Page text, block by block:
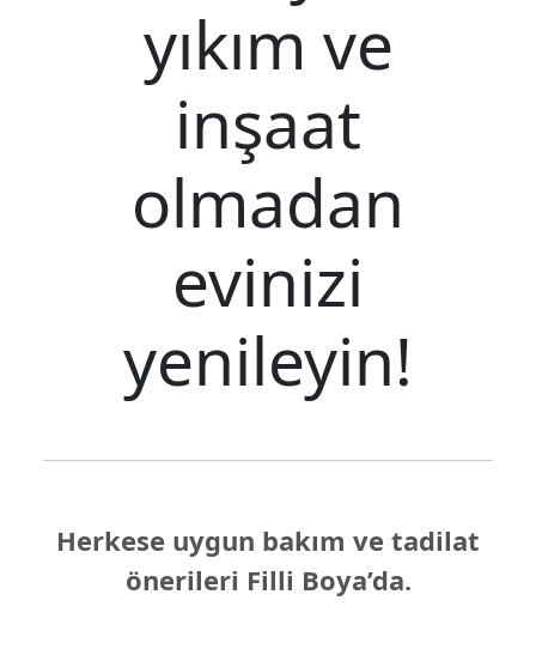
yıkım ve
inşaat
olmadan
evinizi
yenileyin!
Herkese uygun bakım ve tadilat
önerileri Filli Boya’da.